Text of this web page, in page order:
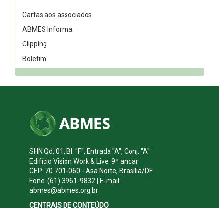
Cartas aos associados
ABMES Informa
Clipping
Boletim
SHN Qd. 01, Bl. "F", Entrada "A", Conj. "A"
Edifício Vision Work & Live, 9º andar
CEP: 70.701-060 - Asa Norte, Brasília/DF
Fone: (61) 3961-9832 | E-mail:
abmes@abmes.org.br
CENTRAIS DE CONTEÚDO